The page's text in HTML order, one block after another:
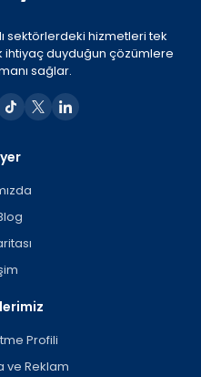
sektörlerdeki hizmetleri tek
duyduğun çözümlere
sağlar.
Profili
ve Reklam